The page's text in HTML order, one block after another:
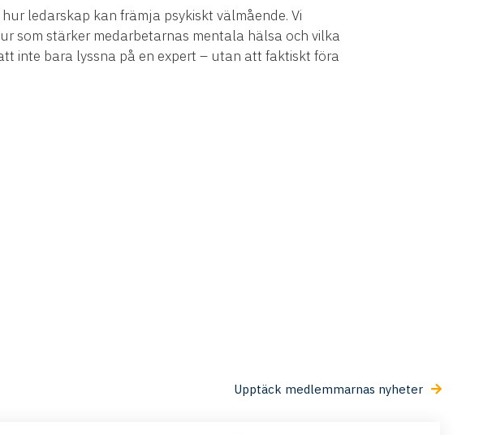
ledarskap kan främja psykiskt välmående. Vi
som stärker medarbetarnas mentala hälsa och vilka
inte bara lyssna på en expert – utan att faktiskt föra
Upptäck medlemmarnas nyheter